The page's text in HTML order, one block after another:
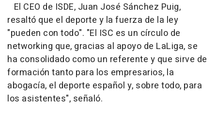
El CEO de ISDE, Juan José Sánchez Puig,
resaltó que el deporte y la fuerza de la ley
"pueden con todo". "El ISC es un círculo de
networking que, gracias al apoyo de LaLiga, se
ha consolidado como un referente y que sirve de
formación tanto para los empresarios, la
abogacía, el deporte español y, sobre todo, para
los asistentes", señaló.